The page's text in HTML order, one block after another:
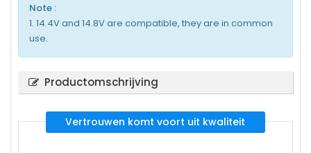
Note :
1. 14.4V and 14.8V are compatible, they are in common
use.
Productomschrijving
Vertrouwen komt voort uit kwaliteit